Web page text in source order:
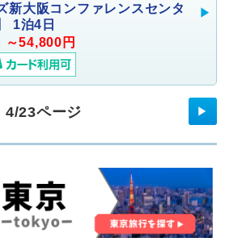
新大阪コンファレンスセンタ
1泊4日
～54,800円
4/23ページ ▶